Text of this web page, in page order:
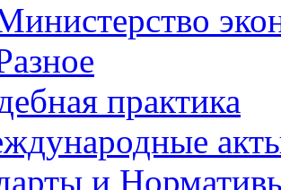
практика
и